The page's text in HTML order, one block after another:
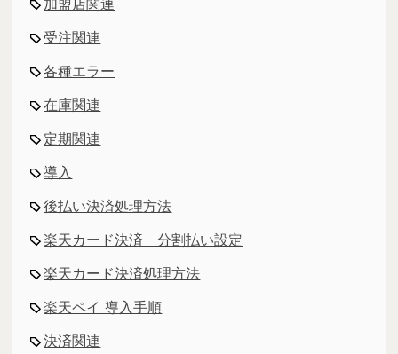
加盟店関連
受注関連
各種エラー
在庫関連
定期関連
導入
後払い決済処理方法
楽天カード決済 分割払い設定
楽天カード決済処理方法
楽天ペイ 導入手順
決済関連